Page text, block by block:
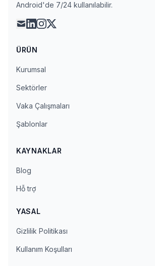
Android'de 7/24 kullanılabilir.
maillinkedin
instagram
x
ÜRÜN
Kurumsal
Sektörler
Vaka Çalışmaları
Şablonlar
KAYNAKLAR
Blog
Hỗ trợ
YASAL
Gizlilik Politikası
Kullanım Koşulları